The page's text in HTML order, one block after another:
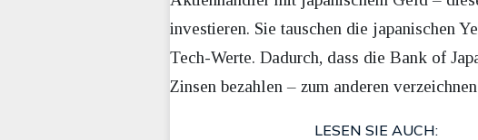
investieren. Sie tauschen die japanischen
Tech-Werte. Dadurch, dass die Bank of
Zinsen bezahlen – zum anderen
LESEN SIE AUCH: